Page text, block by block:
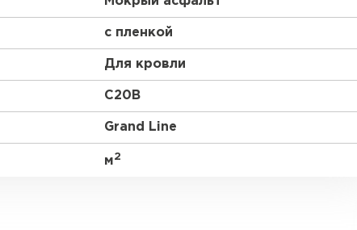
с пленкой
Для кровли
C20В
Grand Line
м2